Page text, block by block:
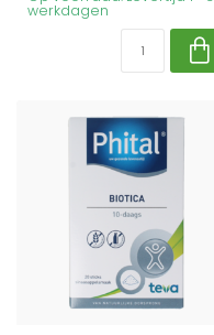
werkdagen